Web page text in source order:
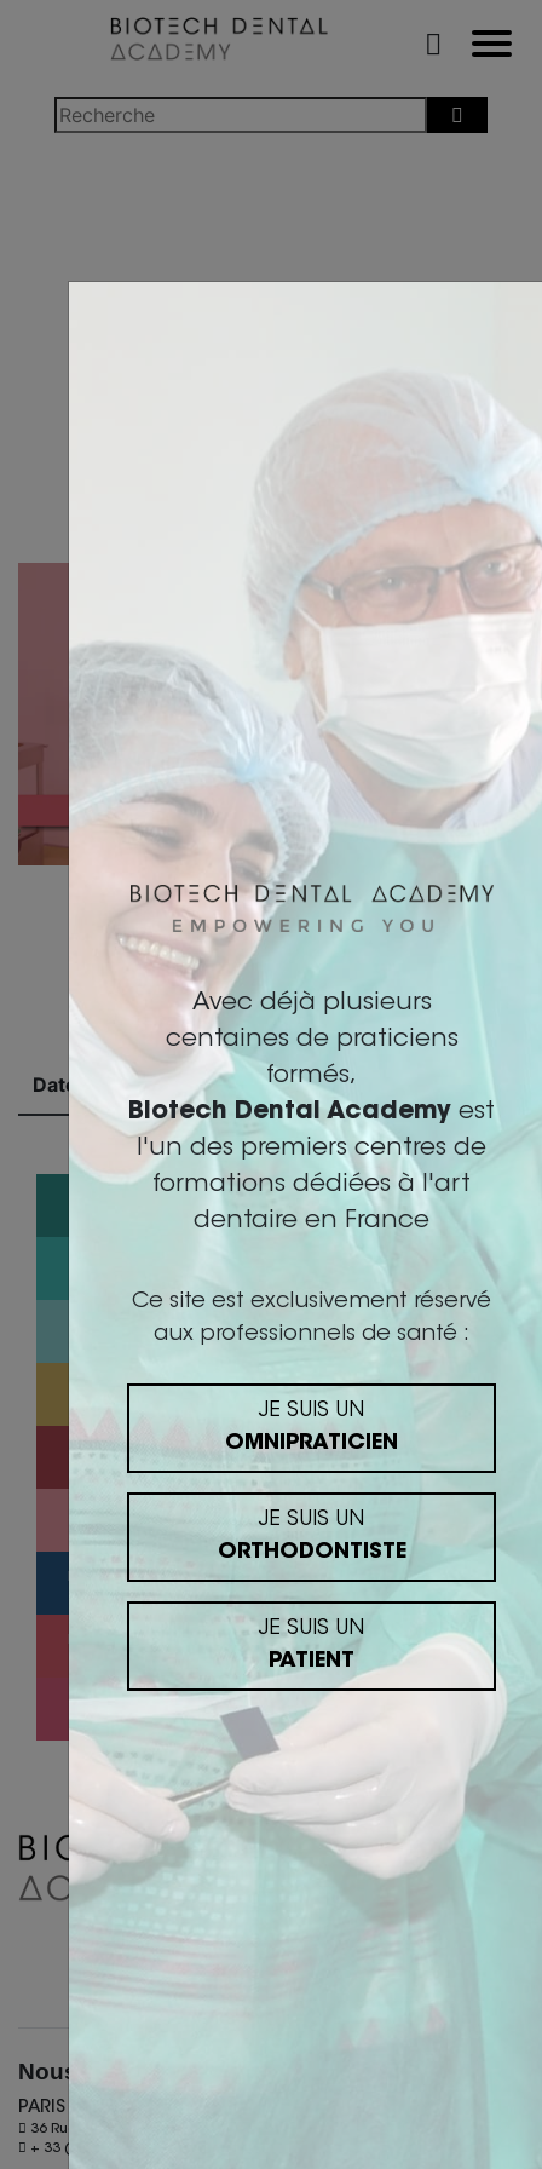
Avec déjà plusieurs
centaines de praticiens
formés,
Biotech Dental Academy est
l'un des premiers centres de
formations dédiées à l'art
dentaire en France
Ce site est exclusivement réservé
aux professionnels de santé :
JE SUIS UN
OMNIPRATICIEN
JE SUIS UN
ORTHODONTISTE
JE SUIS UN
PATIENT
EMPREINTES NUMÉRIQUES
Flux numériques
Date Lieu
ACIDE HYALURONIQUE
1000 SOURIRES DU MAROC
HYGIÈNE & SÉCURITÉ SANITAIRE
Nous contacter
PARIS
36 Rue des Petits champs - 75002 Paris
+ 33 (0)6 26 30 40 46